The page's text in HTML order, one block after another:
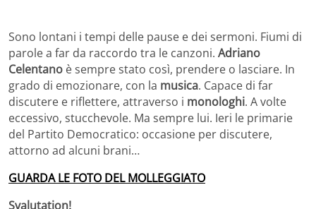
Sono lontani i tempi delle pause e dei sermoni. Fiumi di
parole a far da raccordo tra le canzoni. Adriano
Celentano è sempre stato così, prendere o lasciare. In
grado di emozionare, con la musica. Capace di far
discutere e riflettere, attraverso i monologhi. A volte
eccessivo, stucchevole. Ma sempre lui. Ieri le primarie
del Partito Democratico: occasione per discutere,
attorno ad alcuni brani…
GUARDA LE FOTO DEL MOLLEGGIATO
Svalutation!